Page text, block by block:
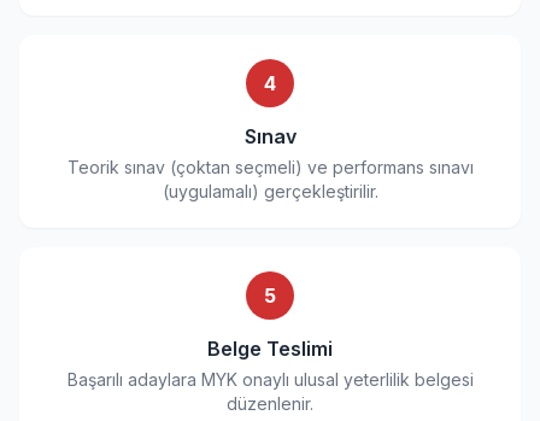
4
Sınav
Teorik sınav (çoktan seçmeli) ve performans sınavı
(uygulamalı) gerçekleştirilir.
5
Belge Teslimi
Başarılı adaylara MYK onaylı ulusal yeterlilik belgesi
düzenlenir.